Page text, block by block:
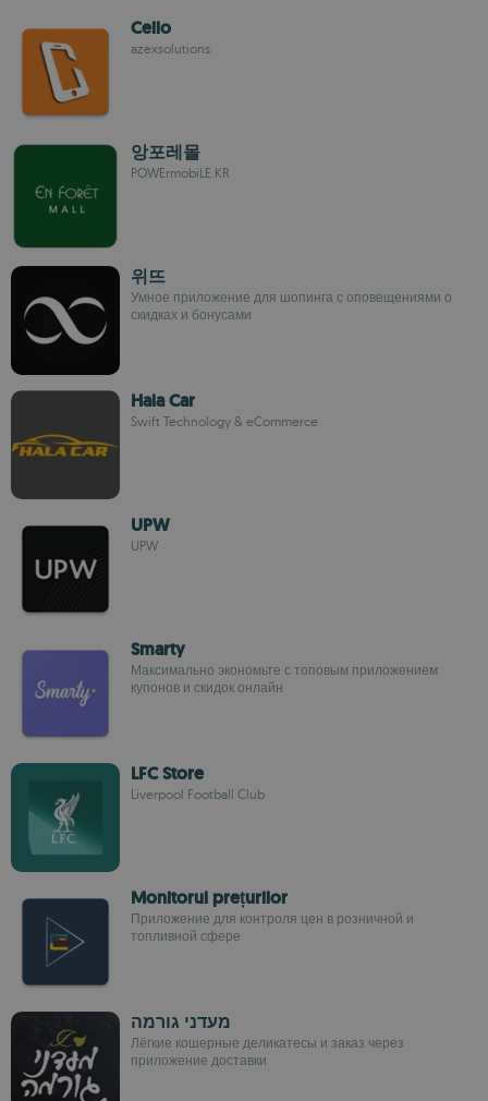
Cello
azexsolutions
앙포레몰
POWErmobiLE.KR
위뜨
Умное приложение для шопинга с оповещениями о
скидках и бонусами
Hala Car
Swift Technology & eCommerce
UPW
UPW
Smarty
Максимально экономьте с топовым приложением
купонов и скидок онлайн
LFC Store
Liverpool Football Club
Monitorul prețurilor
Приложение для контроля цен в розничной и
топливной сфере
מעדני גורמה
Лёгкие кошерные деликатесы и заказ через
приложение доставки